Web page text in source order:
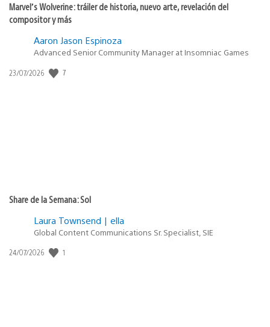
Marvel’s Wolverine: tráiler de historia, nuevo arte, revelación del
compositor y más
Aaron Jason Espinoza
Advanced Senior Community Manager at Insomniac Games
Fecha
23/07/2026 7
Share de la Semana: Sol
Laura Townsend | ella
Global Content Communications Sr. Specialist, SIE
Fecha
24/07/2026 1